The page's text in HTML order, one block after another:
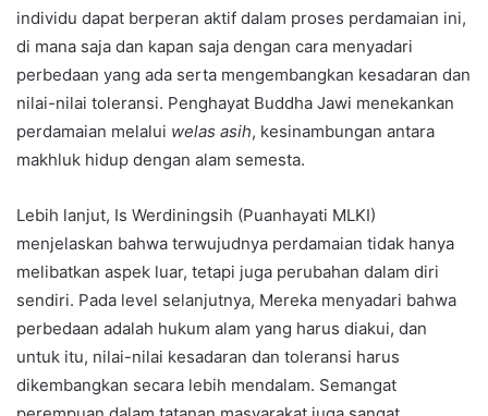
individu dapat berperan aktif dalam proses perdamaian ini,
di mana saja dan kapan saja dengan cara menyadari
perbedaan yang ada serta mengembangkan kesadaran dan
nilai-nilai toleransi. Penghayat Buddha Jawi menekankan
perdamaian melalui welas asih, kesinambungan antara
makhluk hidup dengan alam semesta.
Lebih lanjut, Is Werdiningsih (Puanhayati MLKI)
menjelaskan bahwa terwujudnya perdamaian tidak hanya
melibatkan aspek luar, tetapi juga perubahan dalam diri
sendiri. Pada level selanjutnya, Mereka menyadari bahwa
perbedaan adalah hukum alam yang harus diakui, dan
untuk itu, nilai-nilai kesadaran dan toleransi harus
dikembangkan secara lebih mendalam. Semangat